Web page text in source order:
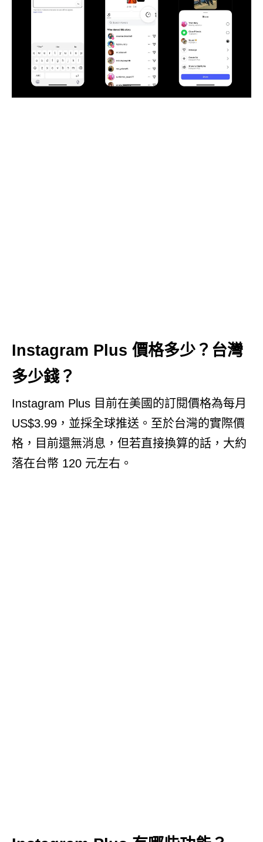
Instagram Plus 價格多少？台灣
多少錢？
Instagram Plus 目前在美國的訂閱價格為每月
US$3.99，並採全球推送。至於台灣的實際價
格，目前還無消息，但若直接換算的話，大約
落在台幣 120 元左右。